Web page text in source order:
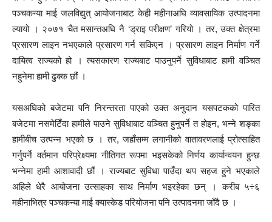
पञ्चकन्या माई जलविद्युत् आयोजनाबाट केही महीनाअघि व्यावसायिक उत्पादनमा
ल्यायो । २०७१ चैत मसान्तअघि नै ‘ड्राइ परीक्षण’ गरियो । तर, उक्त क्षेत्रमा
प्रसारण लाइन नभएकाले प्रसारण गर्न सकिएन । प्रसारण लाइन निर्माण गर्ने
दायित्व राज्यको हो । त्यसकारण राज्यबाट पाउनुपर्ने सुविधाबाट हामी वञ्चित
नहुनेमा हामी ढुक्क छौं ।
यसअघिको बजेटमा पनि निरन्तरता पाएको उक्त अनुदान यसपटकको पारित
बजेटमा नसमेटिँदा हामीले पाउने सुविधाबाट वञ्चित हुनुपर्ने त होइन, भन्ने शङ्का
हामीबीच उत्पन्न भएको छ । तर, जहाँसम्म लगानीको वातावरणलाई प्रोत्साहित
गर्नुपर्ने वर्तमान परिप्रेक्ष्यमा नीतिगत रूपमा भइसकेको निर्णय कार्यान्वयन हुन्छ
भन्नेमा हामी आशावादी छौं । राज्यबाट सुविधा पाउँदा थप सहज हुने भएकाले
अहिले धेरै आयोजना उत्साहका साथ निर्माण भइरहेका छन् । करीब ५÷६
महीनाभित्र पञ्चकन्या माई क्यास्केड परियोजना पनि उत्पादनमा जाँदै छ ।